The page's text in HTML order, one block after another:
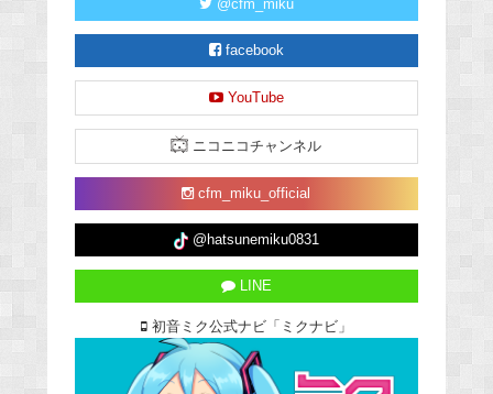
@cfm_miku
facebook
YouTube
ニコニコチャンネル
cfm_miku_official
@hatsunemiku0831
LINE
初音ミク公式ナビ「ミクナビ」